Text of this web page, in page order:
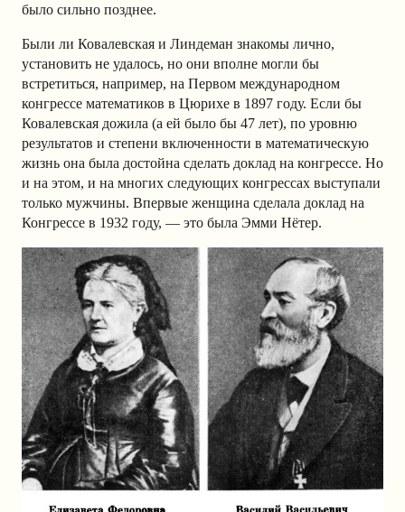
было сильно позднее.
Были ли Ковалевская и Линдеман знакомы лично,
установить не удалось, но они вполне могли бы
встретиться, например, на Первом международном
конгрессе математиков в Цюрихе в 1897 году. Если бы
Ковалевская дожила (а ей было бы 47 лет), по уровню
результатов и степени включенности в математическую
жизнь она была достойна сделать доклад на конгрессе. Но
и на этом, и на многих следующих конгрессах выступали
только мужчины. Впервые женщина сделала доклад на
Конгрессе в 1932 году, — это была Эмми Нётер.